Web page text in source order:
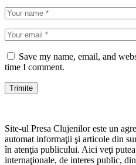
Save my name, email, and
time I comment.
Site-ul Presa Clujenilor este un
automat informaţii şi articole din
în atenţia publicului. Aici veţi
internaţionale, de interes public,